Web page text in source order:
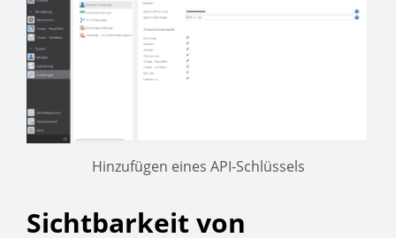
Hinzufügen eines API-Schlüssels
Sichtbarkeit von